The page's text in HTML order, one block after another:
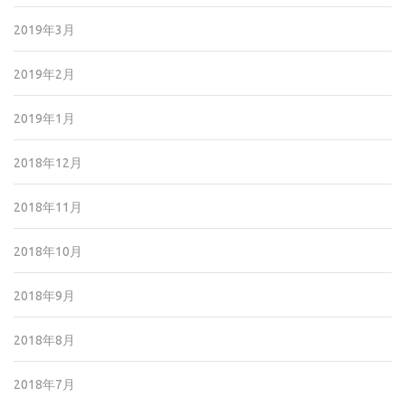
2019年3月
2019年2月
2019年1月
2018年12月
2018年11月
2018年10月
2018年9月
2018年8月
2018年7月